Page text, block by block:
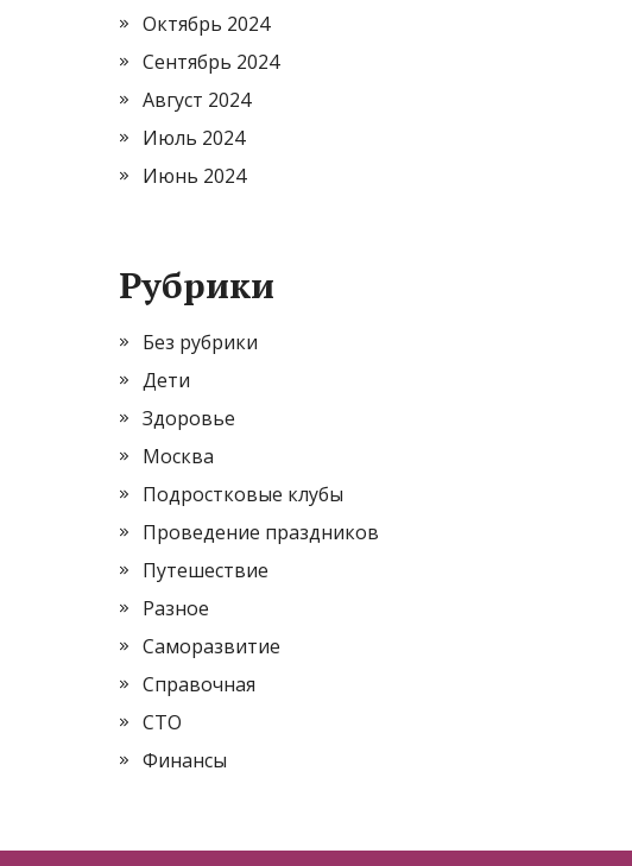
Октябрь 2024
Сентябрь 2024
Август 2024
Июль 2024
Июнь 2024
Рубрики
Без рубрики
Дети
Здоровье
Москва
Подростковые клубы
Проведение праздников
Путешествие
Разное
Саморазвитие
Справочная
СТО
Финансы